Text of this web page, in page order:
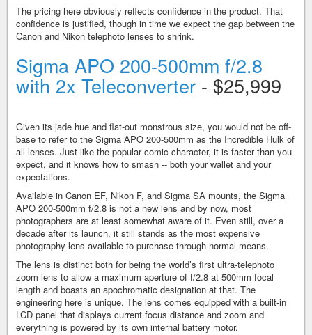
The pricing here obviously reflects confidence in the product. That
confidence is justified, though in time we expect the gap between the
Canon and Nikon telephoto lenses to shrink.
Sigma APO 200-500mm f/2.8
with 2x Teleconverter - $25,999
Given its jade hue and flat-out monstrous size, you would not be off-
base to refer to the Sigma APO 200-500mm as the Incredible Hulk of
all lenses. Just like the popular comic character, it is faster than you
expect, and it knows how to smash -- both your wallet and your
expectations.
Available in Canon EF, Nikon F, and Sigma SA mounts, the Sigma
APO 200-500mm f/2.8 is not a new lens and by now, most
photographers are at least somewhat aware of it. Even still, over a
decade after its launch, it still stands as the most expensive
photography lens available to purchase through normal means.
The lens is distinct both for being the world’s first ultra-telephoto
zoom lens to allow a maximum aperture of f/2.8 at 500mm focal
length and boasts an apochromatic designation at that. The
engineering here is unique. The lens comes equipped with a built-in
LCD panel that displays current focus distance and zoom and
everything is powered by its own internal battery motor.